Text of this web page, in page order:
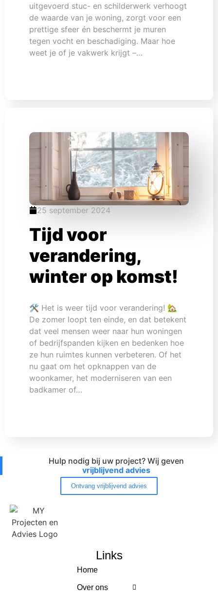
uitgevoerd stuc- en schilderwerk verhoogt
de waarde van je woning, zorgt voor een
prettige sfeer én beschermt je muren
tegen vocht en beschadiging. Maar hoe
weet je of je vakwerk krijgt –…
25 september 2024
Tijd voor
verandering,
winter op komst!
🛠️ Het is weer tijd voor verandering! 🏡
De zomer loopt ten einde, en dat betekent
dat veel mensen weer naar hun woningen
of bedrijfspanden kijken en bedenken hoe
ze hun ruimtes kunnen verbeteren. Of het
nu gaat om het opknappen van de
woonkamer, het moderniseren van een
badkamer of…
Hulp nodig bij uw project? Wij geven
vrijblijvend advies
Ontvang vrijblijvend advies
Links
Home
Over ons